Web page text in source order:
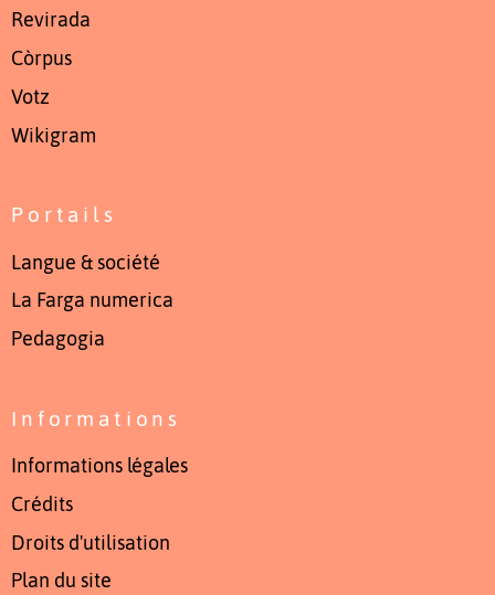
Revirada
Còrpus
Votz
Wikigram
Portails
Langue & société
La Farga numerica
Pedagogia
Informations
Informations légales
Crédits
Droits d'utilisation
Plan du site